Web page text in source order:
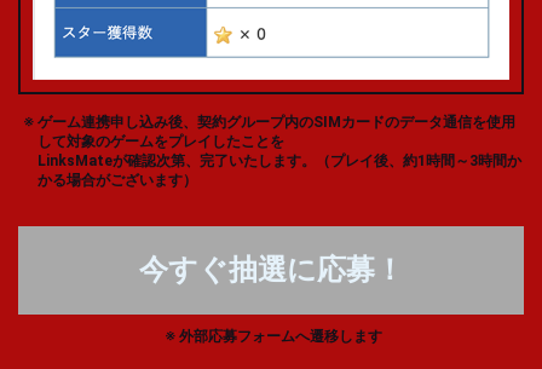
ゲーム連携申し込み後、契約グループ内のSIMカードのデータ通信を使用
して対象のゲームをプレイしたことを
LinksMateが確認次第、完了いたします。（プレイ後、約1時間～3時間か
かる場合がございます）
今すぐ抽選に応募！
外部応募フォームへ遷移します